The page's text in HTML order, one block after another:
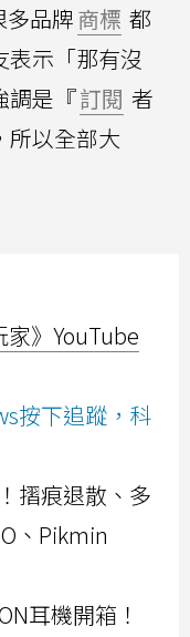
多品牌商標 都
表示「那有沒
調是『訂閱 者
所以全部大
》YouTube
按下追蹤，科
摺痕退散、多
、Pikmin
耳機開箱！